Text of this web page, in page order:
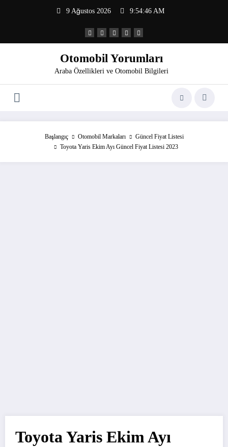
9 Ağustos 2026 9:54:47 AM
Otomobil Yorumları
Araba Özellikleri ve Otomobil Bilgileri
Başlangıç Otomobil Markaları
Güncel Fiyat Listesi
Toyota Yaris Ekim Ayı Güncel Fiyat Listesi 2023
Toyota Yaris Ekim Ayı